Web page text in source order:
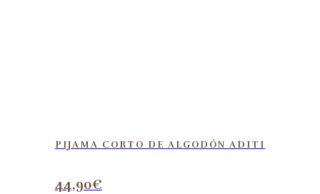
PIJAMA CORTO DE ALGODÓN ADITI
44,90€